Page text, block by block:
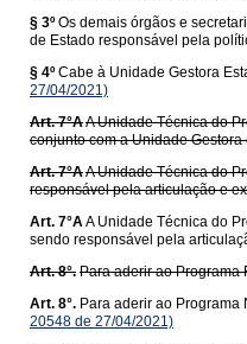
§ 3º Os demais órgãos e
de Estado responsável pela
§ 4º Cabe à Unidade Gestora
27/04/2021)
Art. 7°AA Unidade Técnica do
conjunto com a Unidade
Art. 7°AA Unidade Técnica do
responsável pela articulação e
Art. 7°AA Unidade Técnica do
sendo responsável pela
Art. 8°. Para aderir ao Programa
Art. 8°. Para aderir ao
20548 de 27/04/2021)